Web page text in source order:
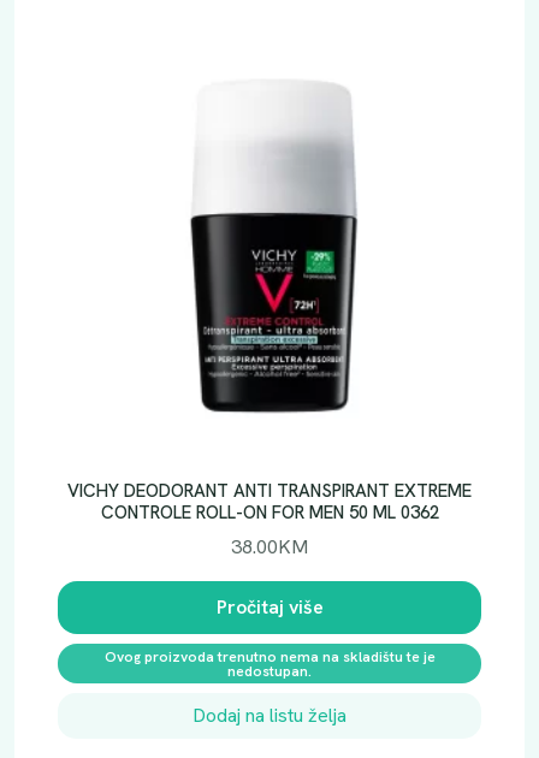
VICHY DEODORANT ANTI TRANSPIRANT EXTREME
CONTROLE ROLL-ON FOR MEN 50 ML 0362
38.00KM
Pročitaj više
Ovog proizvoda trenutno nema na skladištu te je
nedostupan.
Dodaj na listu želja